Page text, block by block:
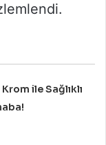
ile Sağlıklı